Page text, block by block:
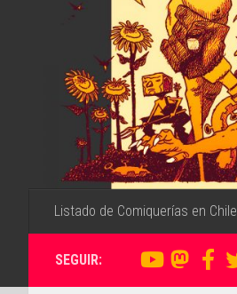
Listado de Comiquerías en Chile
SEGUIR: